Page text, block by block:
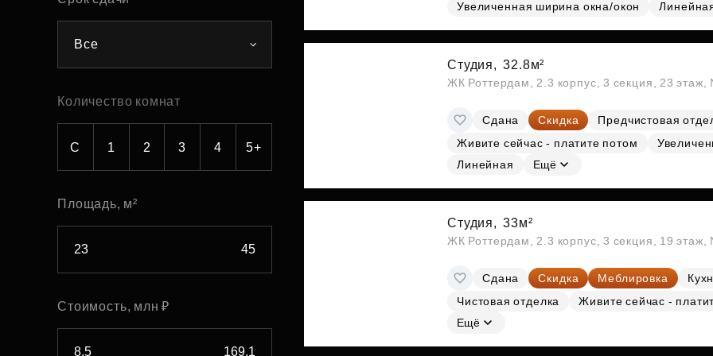
Рефинансирование
Субсидии
Все
Количество комнат
С 1 2 3 4 5+
Площадь, м²
Стоимость, млн ₽
Увеличенная ширина окна/окон
Студия, 32.8м²
ЖК Роттердам, 2.3 корпус, 3 секция, 23
Сдана Скидка
Предчистовая
Живите сейчас - платите потом
Линейная
Ещё
Студия, 33м²
ЖК Роттердам, 2.3 корпус, 3 секция, 19
Сдана Скидка Меблировка
Чистовая отделка
Живите сейчас -
Ещё